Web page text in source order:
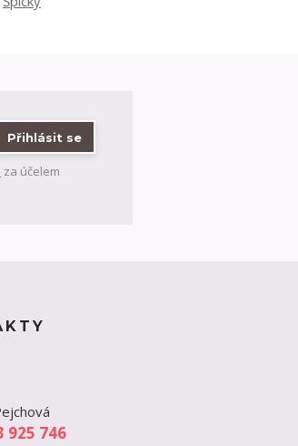
Přihlásit se
za účelem
925 746